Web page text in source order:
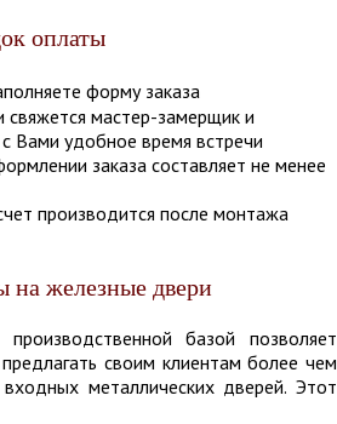
оплаты
форму заказа
свяжется мастер-замерщик и
Вами удобное время встречи
заказа составляет не менее
производится после монтажа
на железные двери
базой позволяет
своим клиентам более чем
металлических дверей. Этот